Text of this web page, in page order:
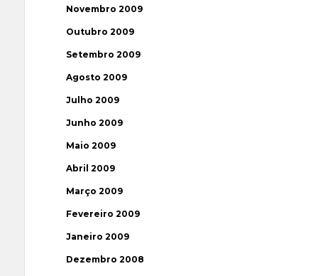
Novembro 2009
Outubro 2009
Setembro 2009
Agosto 2009
Julho 2009
Junho 2009
Maio 2009
Abril 2009
Março 2009
Fevereiro 2009
Janeiro 2009
Dezembro 2008